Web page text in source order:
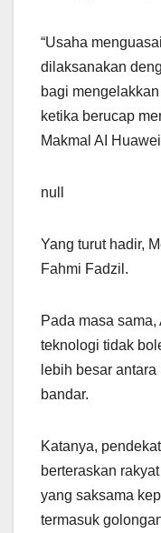
“Usaha
dilaksanakan
bagi
ketika berucap
Makmal AI
null
Yang turut hadir,
Fahmi Fadzil.
Pada masa
teknologi tidak
lebih besar
bandar.
Katanya,
berteraskan
yang saksama
termasuk